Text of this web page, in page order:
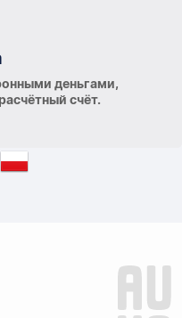
деньгами,
счёт.